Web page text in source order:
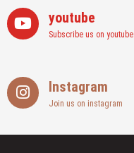
youtube
Subscribe us on youtube
Instagram
Join us on instagram